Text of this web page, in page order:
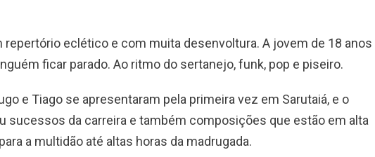
repertório eclético e com muita desenvoltura. A jovem de 18 anos
ficar parado. Ao ritmo do sertanejo, funk, pop e piseiro.
e Tiago se apresentaram pela primeira vez em Sarutaiá, e o
sucessos da carreira e também composições que estão em alta
a multidão até altas horas da madrugada.